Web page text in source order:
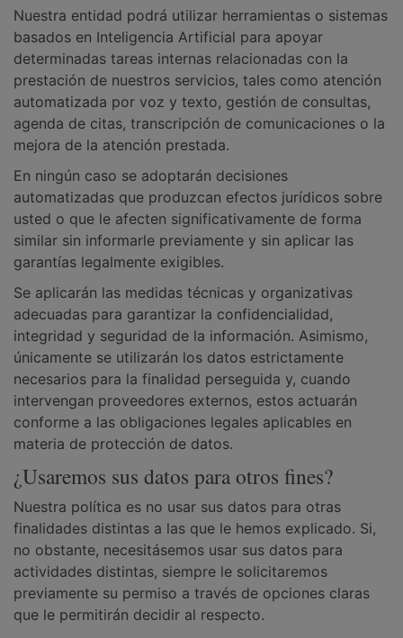
Nuestra entidad podrá utilizar herramientas o sistemas
basados en Inteligencia Artificial para apoyar
determinadas tareas internas relacionadas con la
prestación de nuestros servicios, tales como atención
automatizada por voz y texto, gestión de consultas,
agenda de citas, transcripción de comunicaciones o la
mejora de la atención prestada.
En ningún caso se adoptarán decisiones
automatizadas que produzcan efectos jurídicos sobre
usted o que le afecten significativamente de forma
similar sin informarle previamente y sin aplicar las
garantías legalmente exigibles.
Se aplicarán las medidas técnicas y organizativas
adecuadas para garantizar la confidencialidad,
integridad y seguridad de la información. Asimismo,
únicamente se utilizarán los datos estrictamente
necesarios para la finalidad perseguida y, cuando
intervengan proveedores externos, estos actuarán
conforme a las obligaciones legales aplicables en
materia de protección de datos.
¿Usaremos sus datos para otros fines?
Nuestra política es no usar sus datos para otras
finalidades distintas a las que le hemos explicado. Si,
no obstante, necesitásemos usar sus datos para
actividades distintas, siempre le solicitaremos
previamente su permiso a través de opciones claras
que le permitirán decidir al respecto.